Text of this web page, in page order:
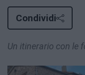
Condividi
Un itinerario con le